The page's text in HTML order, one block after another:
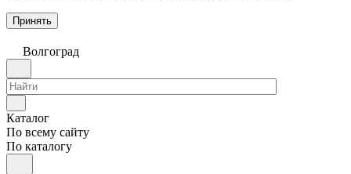
Принять
Волгоград
Каталог
По всему сайту
По каталогу